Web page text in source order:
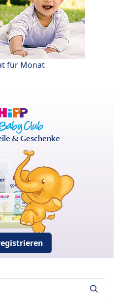
für Monat
& Geschenke